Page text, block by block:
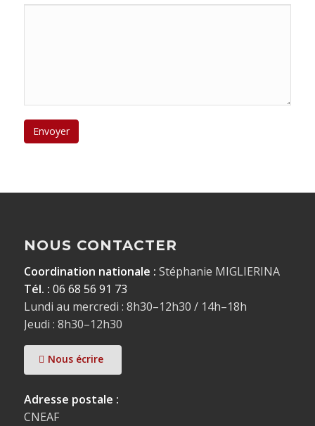
NOUS CONTACTER
Coordination nationale : Stéphanie MIGLIERINA
Tél. : 06 68 56 91 73
Lundi au mercredi : 8h30–12h30 / 14h–18h
Jeudi : 8h30–12h30
Nous écrire
Adresse postale :
CNEAF